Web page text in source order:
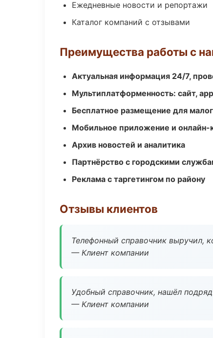
Ежедневные новости и репортажи
Каталог компаний с отзывами
Преимущества работы с
Актуальная информация 24/7,
Мультиплатформенность: сайт,
Бесплатное размещение для
Мобильное приложение и онлайн-
Архив новостей и аналитика
Партнёрство с городскими
Реклама с таргетингом по району
Отзывы клиентов
Телефонный справочник выручил,
— Клиент компании
Удобный справочник, нашёл
— Клиент компании